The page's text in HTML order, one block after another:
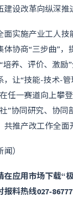
设改革向纵深推
面实施产业工人
体协商“三步曲”
培养、评价、激励
，让“技能-技术-
任一赛道向上攀
”协同研究、协
共推产改工作全面
）
在应用市场下载“
料热线027-